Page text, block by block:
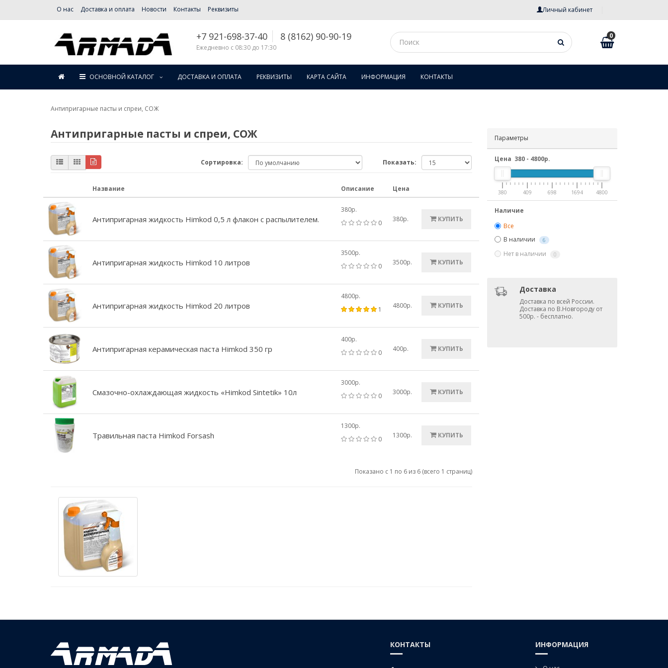
О нас Доставка и оплата Новости Контакты Реквизиты Личный кабинет
+7 921-698-37-40 8 (8162) 90-90-19
Ежедневно с 08:30 до 17:30
0
ОСНОВНОЙ КАТАЛОГ ДОСТАВКА И ОПЛАТА РЕКВИЗИТЫ КАРТА САЙТА ИНФОРМАЦИЯ КОНТАКТЫ
Антипригарные пасты и спреи, СОЖ
Антипригарные пасты и спреи, СОЖ
Сортировка: Показать:
Название Описание Цена
Антипригарная жидкость Himkod 0,5 л флакон с распылителем.
380р.
0
380р. КУПИТЬ
Антипригарная жидкость Himkod 10 литров
3500р.
0
3500р. КУПИТЬ
Антипригарная жидкость Himkod 20 литров
4800р.
1
4800р. КУПИТЬ
Антипригарная керамическая паста Himkod 350 гр
400р.
0
400р. КУПИТЬ
Смазочно-охлаждающая жидкость «Himkod Sintetik» 10л
3000р.
0
3000р. КУПИТЬ
Травильная паста Himkod Forsash
1300р.
0
1300р. КУПИТЬ
Показано с 1 по 6 из 6 (всего 1 страниц)
Параметры
Цена 380- 4800р.
380 409 698 1694 4800
Наличие
Все
В наличии
6
Нет в наличии 0
Доставка
Доставка по всей России.
Доставка по В.Новгороду от
500р. - бесплатно.
КОНТАКТЫ ИНФОРМАЦИЯ